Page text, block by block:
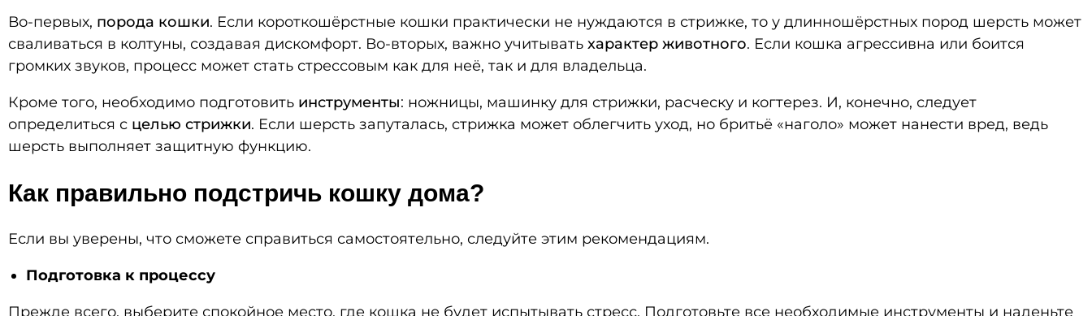
Во-первых, порода кошки. Если короткошёрстные кошки практически не нуждаются в стрижке, то у длинношёрстных пород шерсть может
сваливаться в колтуны, создавая дискомфорт. Во-вторых, важно учитывать характер животного. Если кошка агрессивна или боится
громких звуков, процесс может стать стрессовым как для неё, так и для владельца.
Кроме того, необходимо подготовить инструменты: ножницы, машинку для стрижки, расческу и когтерез. И, конечно, следует
определиться с целью стрижки. Если шерсть запуталась, стрижка может облегчить уход, но бритьё «наголо» может нанести вред, ведь
шерсть выполняет защитную функцию.
Как правильно подстричь кошку дома?
Если вы уверены, что сможете справиться самостоятельно, следуйте этим рекомендациям.
Подготовка к процессу
Прежде всего, выберите спокойное место, где кошка не будет испытывать стресс. Подготовьте все необходимые инструменты и наденьте